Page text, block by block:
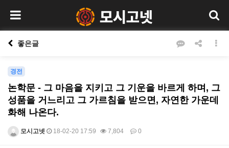
좋은글
경전
논학문 - 그 마음을 지키고 그 기운을 바르게 하며, 그
성품을 거느리고 그 가르침을 받으면, 자연한 가운데
화해 나온다.
모시고넷 18-02-20 17:59 7,804 0